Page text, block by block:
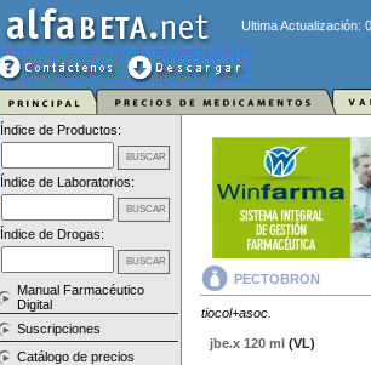
Ultima Actualización:
Índice de Productos:
Índice de Laboratorios:
Índice de Drogas:
Manual Farmacéutico
Digital
Suscripciones
Catálogo de precios
PECTOBRON
tiocol+asoc.
jbe.x 120 ml (VL)